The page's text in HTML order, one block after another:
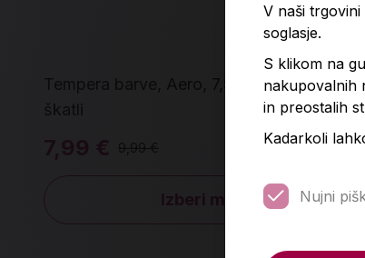
Tempera barve, Aero, 7,5 ml, 12 kom v
škatli
7,99 € 9,99 €
Izberi možnosti
V naši
soglasje.
S klikom na
nakupovalnih
in preostalih
Kadarkoli
Nujni